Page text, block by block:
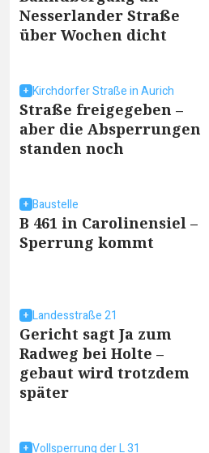
Nesserlander Straße
über Wochen dicht
Kirchdorfer Straße in Aurich
Straße freigegeben –
aber die Absperrungen
standen noch
Baustelle
B 461 in Carolinensiel –
Sperrung kommt
Landesstraße 21
Gericht sagt Ja zum
Radweg bei Holte –
gebaut wird trotzdem
später
Vollsperrung der L 31